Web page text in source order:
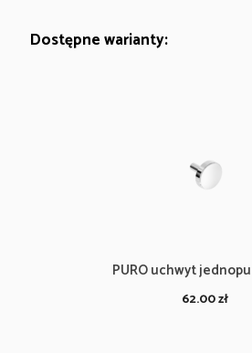
Dostępne warianty:
PURO uchwyt
62.00zł